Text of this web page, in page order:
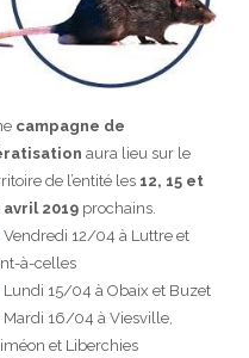
campagne de
aura lieu sur le
de l’entité les 12, 15 et
avril 2019 prochains.
Vendredi 12/04 à Luttre et
à-celles
Lundi 15/04 à Obaix et Buzet
Mardi 16/04 à Viesville,
et Liberchies